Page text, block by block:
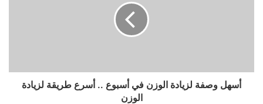
أسهل وصفة لزيادة الوزن في أسبوع .. أسرع طريقة لزيادة
الوزن